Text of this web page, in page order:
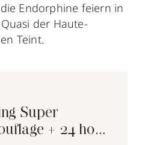
Endorphine feiern in
der Haute-
Teint.
Super
+ 24 hour